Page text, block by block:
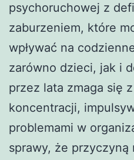
psychoruchowej z
zaburzeniem, które
wpływać na
zarówno dzieci, jak i
przez lata zmaga się
koncentracji,
problemami w
sprawy, że przyczyną